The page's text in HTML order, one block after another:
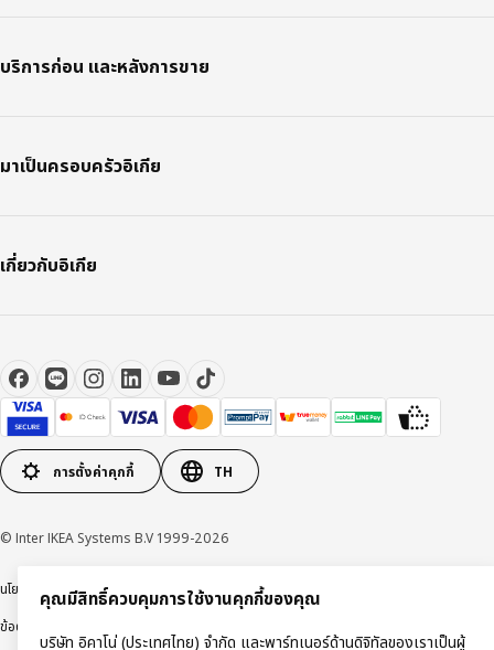
บริการก่อน และหลังการขาย
มาเป็นครอบครัวอิเกีย
เกี่ยวกับอิเกีย
การตั้งค่าคุกกี้ TH
© Inter IKEA Systems B.V 1999-2026
นโยบายการคุ้มครองข้อมูลส่วนบุคคลนโยบายการใช้งานคุกกี้
ข้อตกลงการซื้อสินค้า
คุณมีสิทธิ์ควบคุมการใช้งานคุกกี้ของคุณ
บริษัท อิคาโน่ (ประเทศไทย) จำกัด และพาร์ทเนอร์ด้านดิจิทัลของเราเป็นผู้